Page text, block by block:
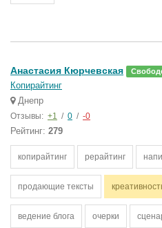
Анастасия Кюрчевская
Копирайтинг
Днепр
Отзывы: +1 / 0 / -0
Рейтинг: 279
копирайтинг рерайтинг
продающие тексты
ведение блога очерки